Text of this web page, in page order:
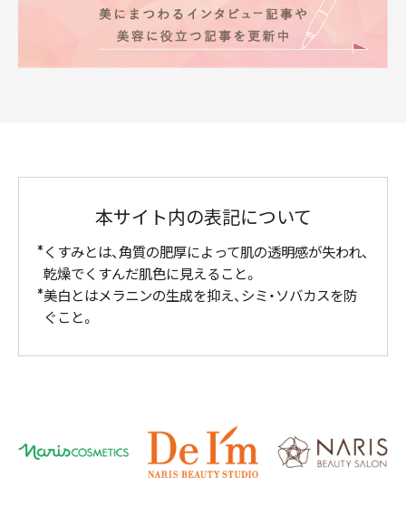
本サイト内の表記について
くすみとは、角質の肥厚によって肌の透明感が失われ、
乾燥でくすんだ肌色に見えること。
美白とはメラニンの生成を抑え、シミ・ソバカスを防
ぐこと。